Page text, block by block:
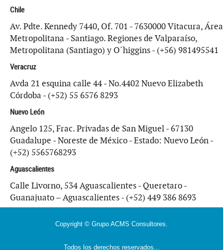
Chile
Av. Pdte. Kennedy 7440, Of. 701 - 7630000 Vitacura, Área
Metropolitana - Santiago. Regiones de Valparaíso,
Metropolitana (Santiago) y O´higgins - (+56) 981495541
Veracruz
Avda 21 esquina calle 44 - No.4402 Nuevo Elizabeth
Córdoba - (+52) 55 6576 8293
Nuevo León
Angelo 125, Frac. Privadas de San Miguel - 67130
Guadalupe - Noreste de México - Estado: Nuevo León -
(+52) 5565768293
Aguascalientes
Calle Livorno, 534 Aguascalientes - Queretaro -
Guanajuato – Aguascalientes - (+52) 449 386 8693
Copyright © Grupo ACMS Consultores.
Todos los derechos reservados...